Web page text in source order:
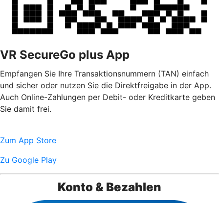
VR SecureGo plus App
Empfangen Sie Ihre Transaktionsnummern (TAN) einfach
und sicher oder nutzen Sie die Direktfreigabe in der App.
Auch Online-Zahlungen per Debit- oder Kreditkarte geben
Sie damit frei.
Zum App Store
Zu Google Play
Konto & Bezahlen